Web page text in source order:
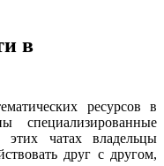
в
ресурсов в
специализированные
этих чатах владельцы
друг с другом,